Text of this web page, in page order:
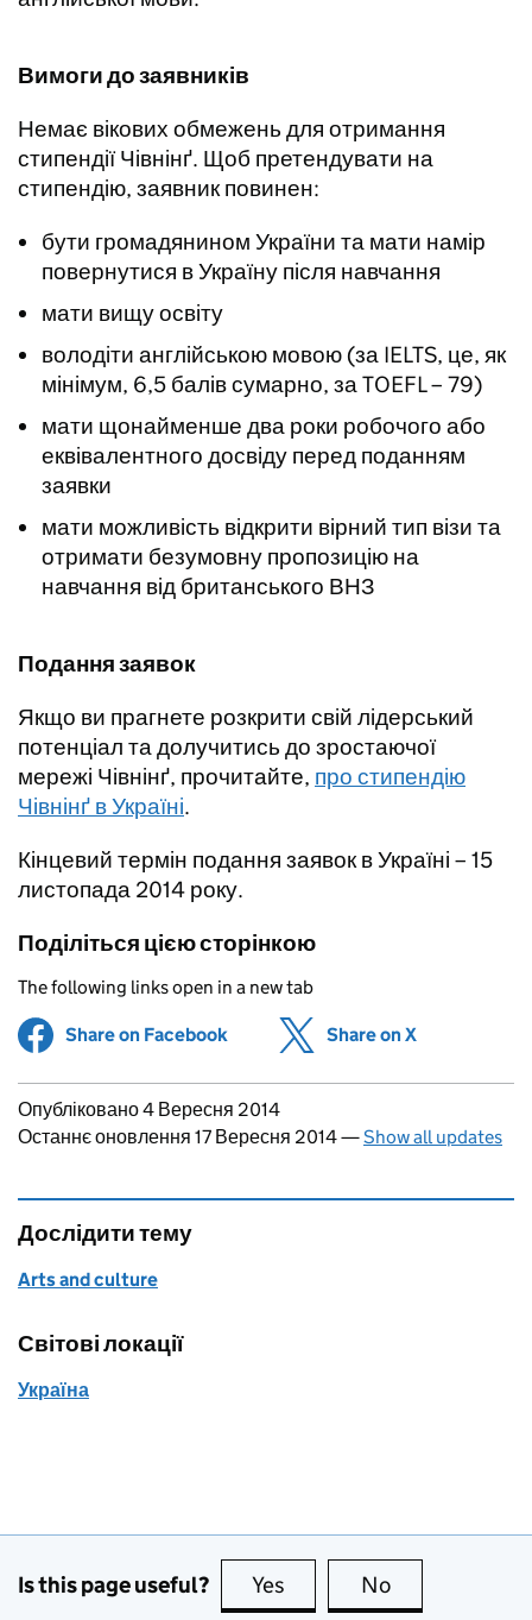
Вимоги до заявників
Немає вікових обмежень для отримання
стипендії Чівнінґ. Щоб претендувати на
стипендію, заявник повинен:
бути громадянином України та мати намір
повернутися в Україну після навчання
мати вищу освіту
володіти англійською мовою (за IELTS, це, як
мінімум, 6,5 балів сумарно, за TOEFL – 79)
мати щонайменше два роки робочого або
еквівалентного досвіду перед поданням
заявки
мати можливість відкрити вірний тип візи та
отримати безумовну пропозицію на
навчання від британського ВНЗ
Подання заявок
Якщо ви прагнете розкрити свій лідерський
потенціал та долучитись до зростаючої
мережі Чівнінґ, прочитайте, про стипендію
Чівнінґ в Україні.
Кінцевий термін подання заявок в Україні – 15
листопада 2014 року.
Поділіться цією сторінкою
The following links open in a new tab
Share on Facebook (opens in new tab)
Share on X
Updates to this page
Опубліковано 4 Вересня 2014
Останнє оновлення 17 Вересня 2014—Show all updates
Дослідити тему
Arts and culture
Світові локації
Україна
Is this page useful? Yes this page is useful
No